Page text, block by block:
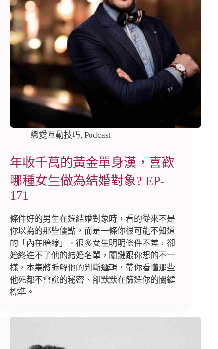
戀愛互動技巧, Podcast
年收千萬的黃金單身漢，喜歡
哪種女生做為結婚對象? EP-
171
條件好的男生在選結婚對象時，看的從來不是
你以為的那些優點，而是一條你很可能不知道
的「內在暗線」。很多女生明明條件不差，卻
始終進不了他的結婚名單，關鍵跟你想的不一
樣，本集將拆解他的判斷邏輯，帶你看懂那些
他死都不會說的秘密、卻默默在篩選你的關鍵
標準。